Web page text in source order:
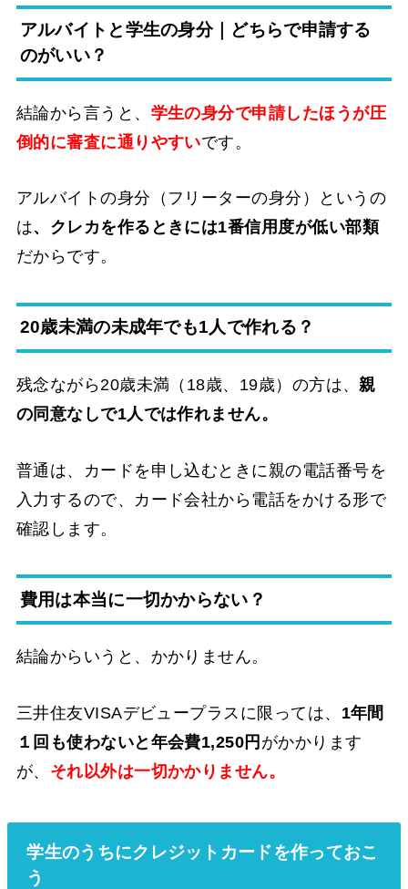
アルバイトと学生の身分｜どちらで申請する
のがいい？
結論から言うと、 学生の身分で申請したほうが圧
倒的に審査に通りやすいです。
アルバイトの身分（フリーターの身分）というの
は、クレカを作るときには1番信用度が低い部類
だからです。
20歳未満の未成年でも1人で作れる？
残念ながら20歳未満（18歳、19歳）の方は、親
の同意なしで1人では作れません。
普通は、カードを申し込むときに親の電話番号を
入力するので、カード会社から電話をかける形で
確認します。
費用は本当に一切かからない？
結論からいうと、かかりません。
三井住友VISAデビュープラスに限っては、 1年間
１回も使わないと年会費1,250円がかかります
が、 それ以外は一切かかりません。
学生のうちにクレジットカードを作っておこ
う